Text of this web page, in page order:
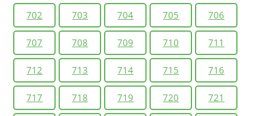
702 703 704 705 706
707 708 709 710 711
712 713 714 715 716
717 718 719 720 721